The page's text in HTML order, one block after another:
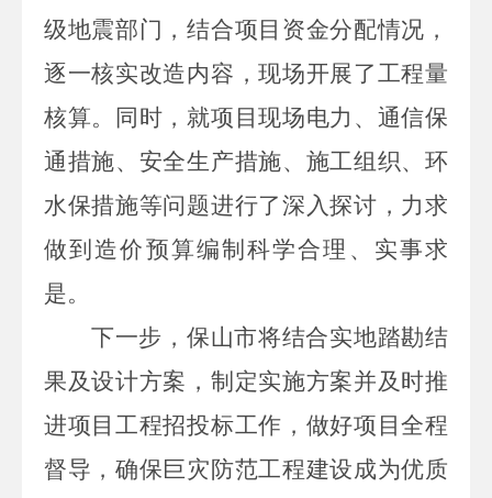
级地震部门，结合项目资金分配情况，
逐一核实改造内容，现场开展了工程量
核算。同时，就项目现场电力、通信保
通措施、安全生产措施、施工组织、环
水保措施等问题进行了深入探讨，力求
做到造价预算编制科学合理、实事求
是。
下一步，保山市将结合实地踏勘结
果及设计方案，制定实施方案并及时推
进项目工程招投标工作，做好项目全程
督导，确保巨灾防范工程建设成为优质